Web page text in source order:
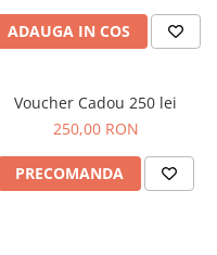
ADAUGA IN COS
Voucher Cadou 250 lei
250,00 RON
PRECOMANDA